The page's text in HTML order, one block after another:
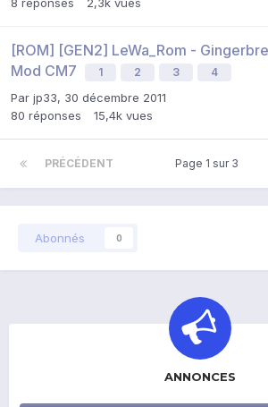
[ROM] [GEN2] LeWa_Rom -
Mod CM7
1 2 3 4
Par jp33, 30 décembre 2011
80 réponses 15,4k vues
PRÉCÉDENT Page 1 sur 3
Abonnés 0
ANNONCES